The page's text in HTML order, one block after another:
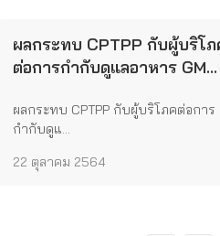
ผลกระทบ CPTPP กับผู้บริโภ
ต่อการกำกับดูแลอาหาร GMOs
เคมีอันตราย
ผลกระทบ CPTPP กับผู้บริโภคต่อการ
กำกับดูแ...
22 ตุลาคม 2564